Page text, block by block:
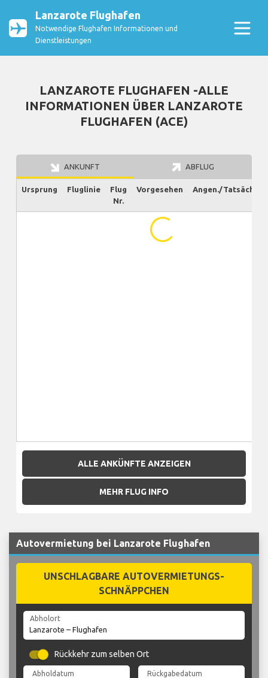
Lanzarote Flughafen
Notwendige Flughafen Informationen und
Dienstleistungen
LANZAROTE FLUGHAFEN -ALLE
INFORMATIONEN ÜBER LANZAROTE
FLUGHAFEN (ACE)
ANKUNFT ABFLUG
Ursprung Fluglinie
Flug
Nr.
Vorgesehen Angen./Tatsächlich
ALLE ANKÜNFTE ANZEIGEN
MEHR FLUG INFO
Autovermietung bei Lanzarote Flughafen
UNSCHLAGBARE AUTOVERMIETUNGS-
SCHNÄPPCHEN
Abholort
Rückkehr zum selben Ort
Abholdatum Rückgabedatum